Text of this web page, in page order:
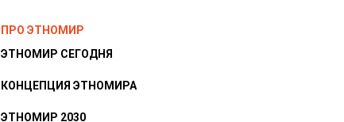
ПРО ЭТНОМИР
ЭТНОМИР СЕГОДНЯ
КОНЦЕПЦИЯ ЭТНОМИРА
ЭТНОМИР 2030